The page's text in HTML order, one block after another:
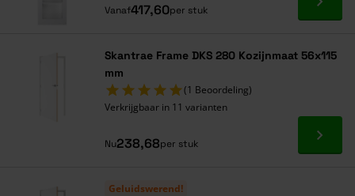
Vanaf417,60per stuk Ga
Skantrae Frame DKS 280 Kozijnmaat 56x115
mm
(1 Beoordeling)
Verkrijgbaar in 11 varianten
Nu238,68per stuk Ga
Geluidswerend!